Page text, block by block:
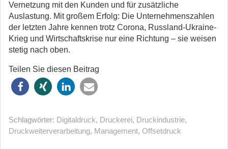
Vernetzung mit den Kunden und für zusätzliche
Auslastung. Mit großem Erfolg: Die Unternehmenszahlen
der letzten Jahre kennen trotz Corona, Russland-Ukraine-
Krieg und Wirtschaftskrise nur eine Richtung – sie weisen
stetig nach oben.
Teilen Sie diesen Beitrag
Schlagwörter: Digitaldruck, Druckerei, Druckindustrie,
Druckweiterverarbeitung, Management, Offsetdruck